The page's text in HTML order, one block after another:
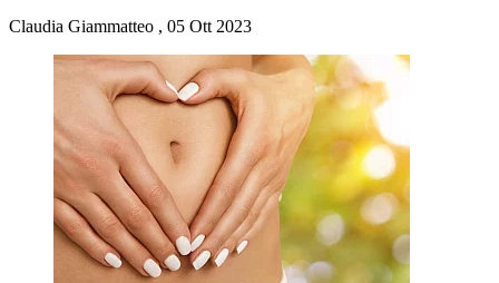
Claudia Giammatteo , 05 Ott 2023